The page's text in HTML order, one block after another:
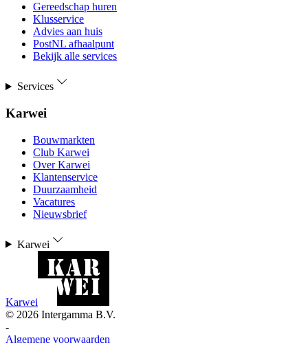
Gereedschap huren
Klusservice
Advies aan huis
PostNL afhaalpunt
Bekijk alle services
Services
Karwei
Bouwmarkten
Club Karwei
Over Karwei
Klantenservice
Duurzaamheid
Vacatures
Nieuwsbrief
Karwei
Karwei
© 2026 Intergamma B.V.
-
Algemene voorwaarden